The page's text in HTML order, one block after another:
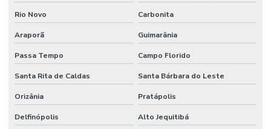
Rio Novo Carbonita
Araporã Guimarânia
Passa Tempo Campo Florido
Santa Rita de Caldas Santa Bárbara do Leste
Orizânia Pratápolis
Delfinópolis Alto Jequitibá